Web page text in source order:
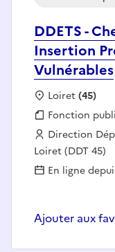
DDETS -
Insertion
Vulnérables
Localisation :
Loiret(45)
Fonction
Fonction
Employeur :
Direction
Loiret (DDT 45)
En ligne
Ajouter aux